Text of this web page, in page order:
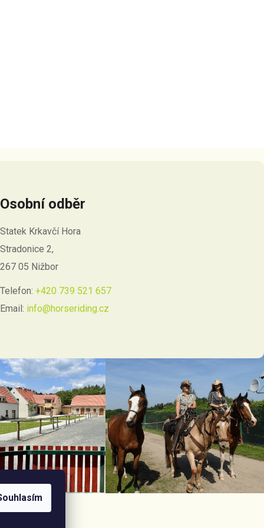
Osobní odběr
Statek Krkavčí Hora
Stradonice 2,
267 05 Nižbor
Telefon: +420 739 521 657
Email: info@horseriding.cz